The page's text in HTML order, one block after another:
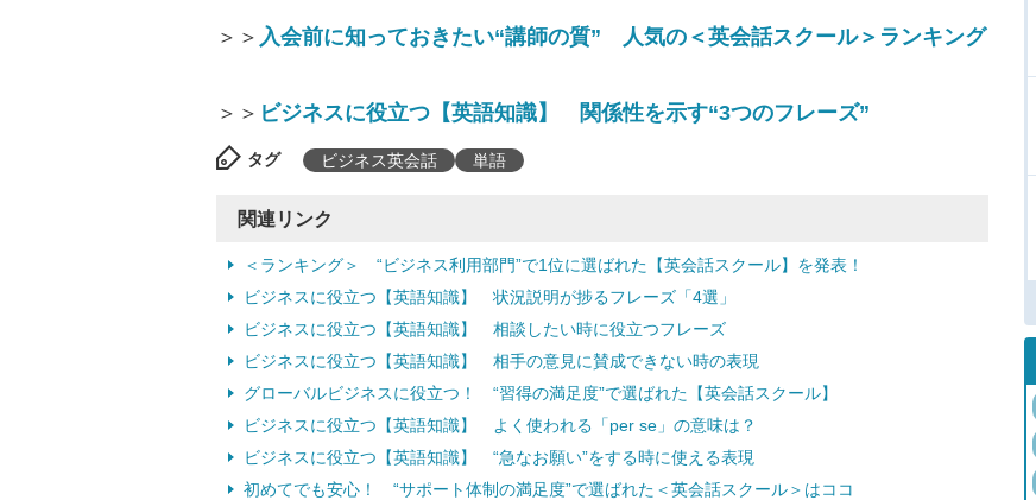
＞＞ 入会前に知っておきたい“講師の質” 人気の＜英会話スクール＞ランキング
＞＞ ビジネスに役立つ【英語知識】 関係性を示す“3つのフレーズ”
タグ ビジネス英会話 単語
関連リンク
＜ランキング＞ “ビジネス利用部門”で1位に選ばれた【英会話スクール】を発表！
ビジネスに役立つ【英語知識】 状況説明が捗るフレーズ「4選」
ビジネスに役立つ【英語知識】 相談したい時に役立つフレーズ
ビジネスに役立つ【英語知識】 相手の意見に賛成できない時の表現
グローバルビジネスに役立つ！ “習得の満足度”で選ばれた【英会話スクール】
ビジネスに役立つ【英語知識】 よく使われる「per se」の意味は？
ビジネスに役立つ【英語知識】 “急なお願い”をする時に使える表現
初めてでも安心！ “サポート体制の満足度”で選ばれた＜英会話スクール＞はココ